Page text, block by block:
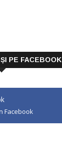
PE FACEBOOK
Facebook